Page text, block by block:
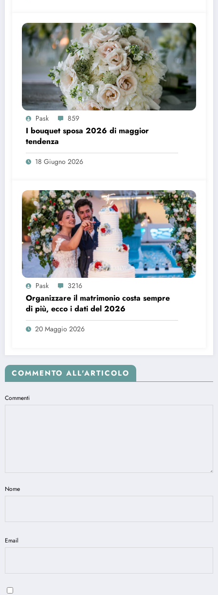
Pask 859
I bouquet sposa 2026 di maggior
tendenza
18 Giugno 2026
Pask 3216
Organizzare il matrimonio costa sempre
di più, ecco i dati del 2026
20 Maggio 2026
COMMENTO ALL'ARTICOLO
Commenti
Nome
Email